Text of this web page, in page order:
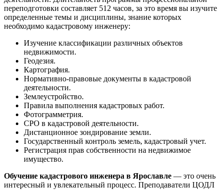
переподготовки составляет 512 часов, за это время вы изучите
определенные темы и дисциплины, знание которых
необходимо кадастровому инженеру:
Изучение классификации различных объектов
недвижимости.
Геодезия.
Картография.
Нормативно-правовые документы в кадастровой
деятельности.
Землеустройство.
Правила выполнения кадастровых работ.
Фотограмметрия.
СРО в кадастровой деятельности.
Дистанционное зондирование земли.
Государственный контроль земель, кадастровый учет.
Регистрация прав собственности на недвижимое
имущество.
Обучение кадастрового инженера в Ярославле — это очень
интересный и увлекательный процесс. Преподаватели ЦОДЛ